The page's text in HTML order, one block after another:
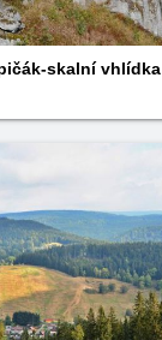
skalní vhlídka